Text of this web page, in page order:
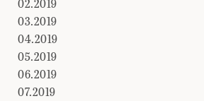
03.2019
04.2019
05.2019
06.2019
07.2019